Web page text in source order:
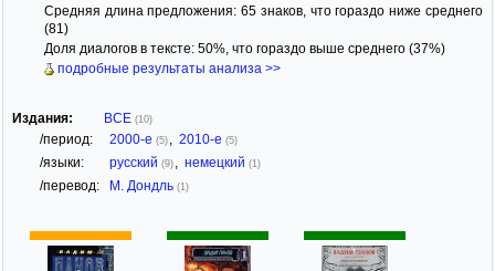
Средняя длина предложения: 65 знаков, что гораздо ниже среднего
(81)
Доля диалогов в тексте: 50%, что гораздо выше среднего (37%)
подробные результаты анализа >>
Издания: ВСЕ (10)
/период: 2000-е (5) 2010-е (5)
/языки: русский (9) немецкий (1)
/перевод: М. Дондль (1)